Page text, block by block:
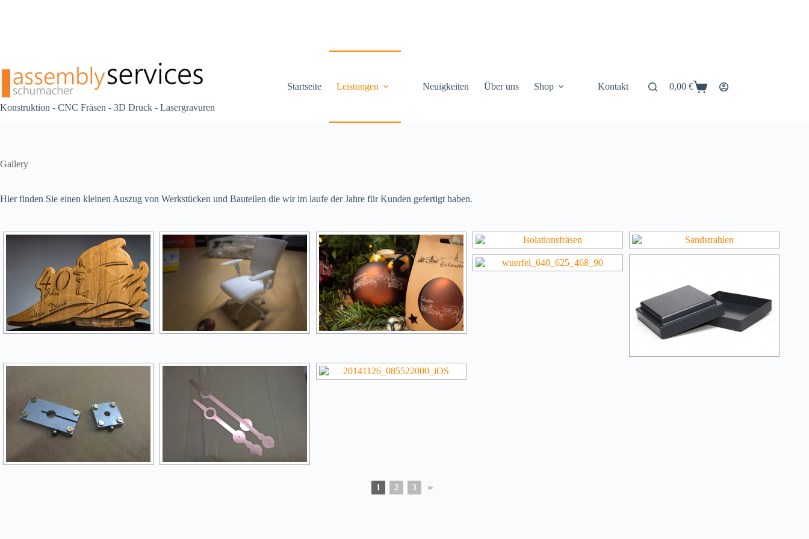
Konstruktion - CNC Fräsen - 3D Druck - Lasergravuren
Startseite Leistungen Neuigkeiten Über uns Shop Kontakt 0,00 €
Gallery
Hier finden Sie einen kleinen Auszug von Werkstücken und Bauteilen die wir im laufe der Jahre für Kunden gefertigt haben.
1 2 3 ►